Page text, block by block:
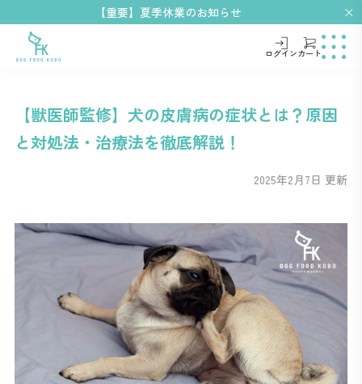
【重要】夏季休業のお知らせ
ログインカート
【獣医師監修】犬の皮膚病の症状とは？原因
と対処法・治療法を徹底解説！
2025年2月7日 更新